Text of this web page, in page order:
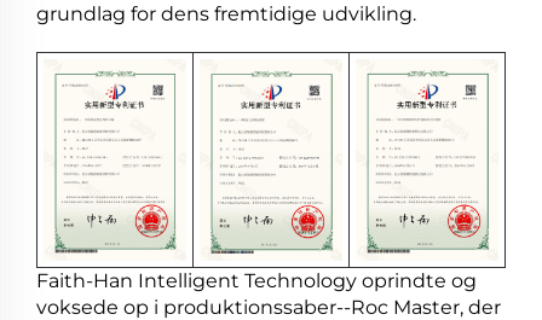
grundlag for dens fremtidige udvikling.
Faith-Han Intelligent Technology oprindte og
voksede op i produktionssaber--Roc Master, der